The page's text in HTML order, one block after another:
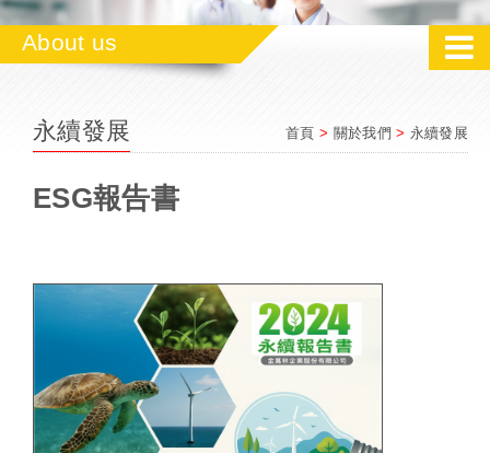
About us
永續發展 首頁 > 關於我們 > 永續發展
ESG報告書